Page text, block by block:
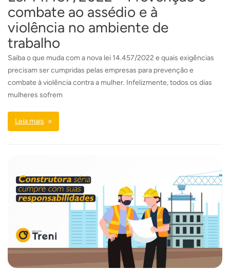
combate ao assédio e à
violência no ambiente de
trabalho
Saiba o que muda com a nova lei 14.457/2022 e quais exigências
precisam ser cumpridas pelas empresas para prevenção e
combate à violência contra a mulher. Infelizmente, todos os dias
mulheres sofrem
Leia mais